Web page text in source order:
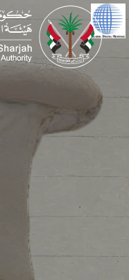
Skip to main